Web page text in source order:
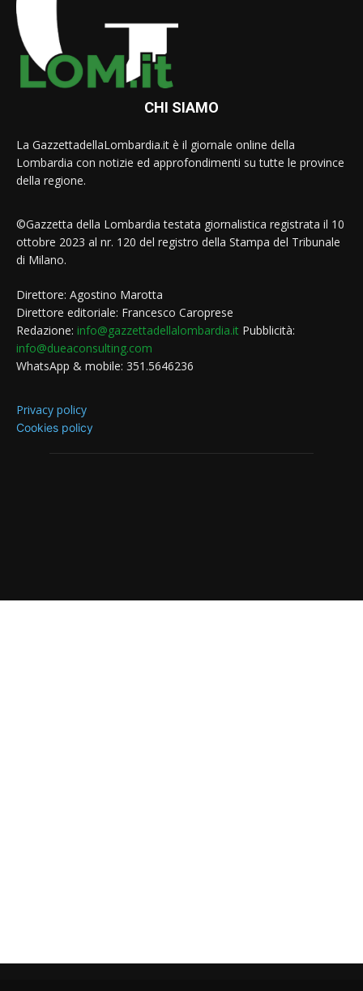
CHI SIAMO
La GazzettadellaLombardia.it è il giornale online della
Lombardia con notizie ed approfondimenti su tutte le province
della regione.
©Gazzetta della Lombardia testata giornalistica registrata il 10
ottobre 2023 al nr. 120 del registro della Stampa del Tribunale
di Milano.
Direttore: Agostino Marotta
Direttore editoriale: Francesco Caroprese
Redazione: info@gazzettadellalombardia.it Pubblicità:
info@dueaconsulting.com
WhatsApp & mobile: 351.5646236
Privacy policy
Cookies policy